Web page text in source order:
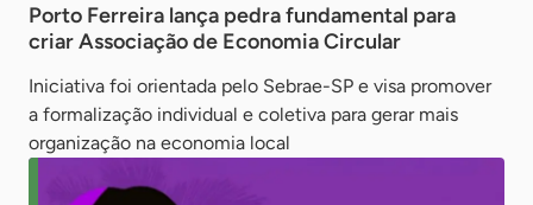
Porto Ferreira lança pedra fundamental para
criar Associação de Economia Circular
Iniciativa foi orientada pelo Sebrae-SP e visa promover
a formalização individual e coletiva para gerar mais
organização na economia local